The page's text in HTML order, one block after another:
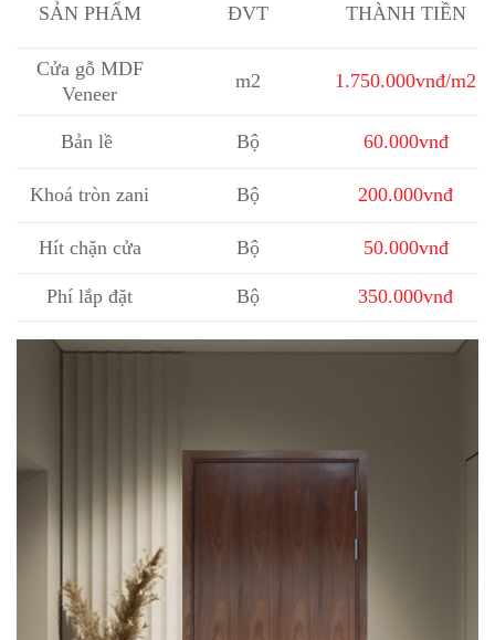
SẢN PHẨM ĐVT THÀNH TIỀN
Cửa gỗ MDF
Veneer
m2 1.750.000vnđ/m2
Bản lề Bộ 60.000vnđ
Khoá tròn zani Bộ 200.000vnđ
Hít chặn cửa Bộ 50.000vnđ
Phí lắp đặt Bộ 350.000vnđ